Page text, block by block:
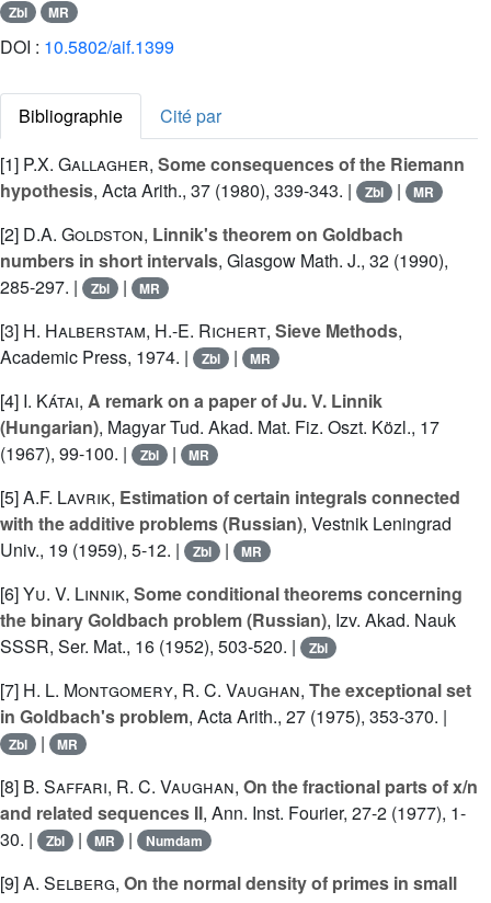
Zbl MR
DOI : 10.5802/aif.1399
Bibliographie
Cité par
[1] P.X. Gallagher, Some consequences of the Riemann
hypothesis, Acta Arith., 37 (1980), 339-343. | Zbl | MR
[2] D.A. Goldston, Linnik's theorem on Goldbach
numbers in short intervals, Glasgow Math. J., 32 (1990),
285-297. |
Zbl | MR
[3] H. Halberstam, H.-E. Richert, Sieve Methods,
Academic Press, 1974. |
Zbl | MR
[4] I. Kátai, A remark on a paper of Ju. V. Linnik
(Hungarian), Magyar Tud. Akad. Mat. Fiz. Oszt. Közl., 17
(1967), 99-100. |
Zbl | MR
[5]A.F. Lavrik, Estimation of certain integrals connected
with the additive problems (Russian), Vestnik Leningrad
Univ., 19 (1959), 5-12. |
Zbl | MR
[6]Yu. V. Linnik, Some conditional theorems concerning
the binary Goldbach problem (Russian), Izv. Akad. Nauk
SSSR, Ser. Mat., 16 (1952), 503-520. |
Zbl
[7] H. L. Montgomery, R. C. Vaughan, The exceptional set
in Goldbach's problem, Acta Arith., 27 (1975), 353-370. |
Zbl | MR
[8] B. Saffari, R. C. Vaughan, On the fractional parts of x/n
and related sequences II, Ann. Inst. Fourier, 27-2 (1977), 1-
30. |
Zbl | MR | Numdam
[9]A. Selberg, On the normal density of primes in small